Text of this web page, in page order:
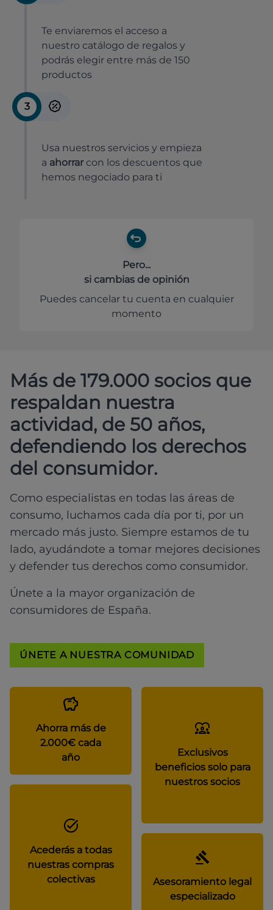
Te enviaremos el acceso a
nuestro catálogo de regalos y
podrás elegir entre más de 150
productos
3
Usa nuestros servicios y empieza
a ahorrar con los descuentos que
hemos negociado para ti
Pero...
si cambias de opinión
Puedes cancelar tu cuenta en cualquier
momento
Más de 179.000 socios que
respaldan nuestra
actividad, de 50 años,
defendiendo los derechos
del consumidor.
Como especialistas en todas las áreas de
consumo, luchamos cada día por ti, por un
mercado más justo. Siempre estamos de tu
lado, ayudándote a tomar mejores decisiones
y defender tus derechos como consumidor.
Únete a la mayor organización de
consumidores de España.
ÚNETE A NUESTRA COMUNIDAD
Ahorra más de
2.000€ cada
año
Exclusivos
beneficios solo para
nuestros socios
Acederás a todas
nuestras compras
colectivas
Asesoramiento legal
especializado